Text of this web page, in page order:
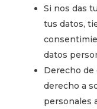
Si nos das
tus datos,
datos
Derecho de
derecho a
personales